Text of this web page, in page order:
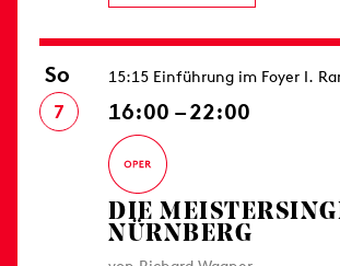
So
7
15:15 Einführung im Foyer I.
16:00 – 22:00
DIE
NÜRNBERG